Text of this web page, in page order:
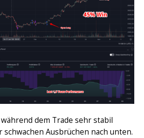
dem Trade sehr stabil
Ausbrüchen nach unten.